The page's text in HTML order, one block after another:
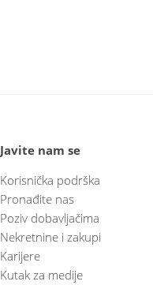
Javite nam se
Korisnička podrška
Pronađite nas
Poziv dobavljačima
Nekretnine i zakupi
Karijere
Kutak za medije